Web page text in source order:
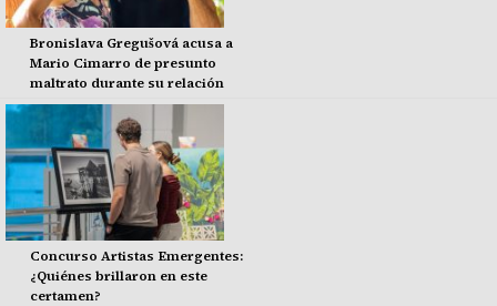
Bronislava Gregušová acusa a
Mario Cimarro de presunto
maltrato durante su relación
Concurso Artistas Emergentes:
¿Quiénes brillaron en este
certamen?